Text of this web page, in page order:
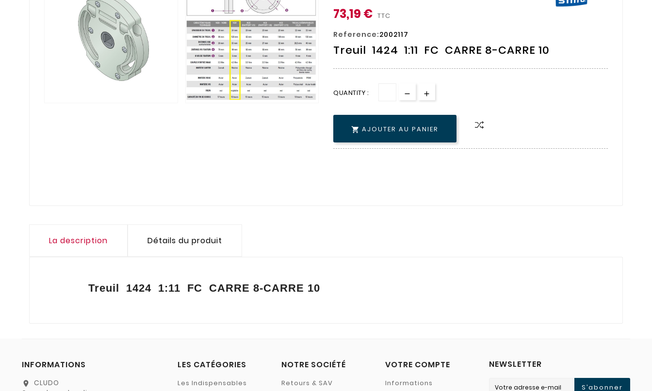
73,19 € TTC
Reference:2002117
Treuil 1424 1:11 FC CARRE 8-CARRE 10
QUANTITY :
 AJOUTER AU PANIER
La description Détails du produit
Treuil 1424 1:11 FC CARRE 8-CARRE 10
INFORMATIONS
location_on
CLUDO
LES CATÉGORIES
Les Indispensables
NOTRE SOCIÉTÉ
Retours & SAV
VOTRE COMPTE
Informations
NEWSLETTER
S’abonner